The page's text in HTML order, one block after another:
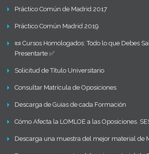
Práctico Común de Madrid 2017
Práctico Común Madrid 2019
📜 Cursos Homologados: Todo lo que Debes
Presentarte ✅
Solicitud de Título Universitario
Consultar Matrícula de Oposiciones
Descarga de Guías de cada Formación
Cómo Afecta la LOMLOE a las Oposiciones.
Descarga una muestra del mejor material de